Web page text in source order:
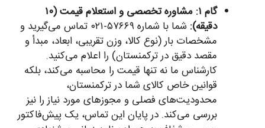
گام ۱: مشاوره تخصصی و استعلام قیمت (۱۰
دقیقه):
شما با شماره ۵۷۶۶۹-۰۲۱ تماس می‌گیرید و
مشخصات بار (نوع کالا، وزن تقریبی، ابعاد، مبدأ و
مقصد دقیق در ترکمنستان) را اعلام می‌کنید.
کارشناس ما نه تنها قیمت را محاسبه می‌کند، بلکه
قوانین خاص کالای شما در ترکمنستان،
محدودیت‌های فصلی و مجوزهای مورد نیاز را نیز
بررسی می‌کند. در پایان این تماس، یک پیش‌فاکتور